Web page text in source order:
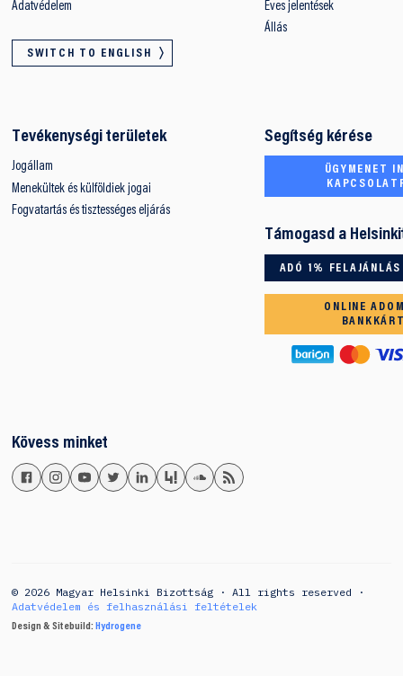
Adatvédelem
SWITCH TO ENGLISH
Éves jelentések
Állás
Tevékenységi területek
Jogállam
Menekültek és külföldiek jogai
Fogvatartás és tisztességes eljárás
Segítség kérése
ÜGYMENET
Támogasd a
ADÓ 1% FELAJÁNLÁS
ONLINE
Kövess minket
© 2026 Magyar Helsinki Bizottság · All rights reserved ·
Adatvédelem és felhasználási feltételek
Design & Sitebuild: Hydrogene